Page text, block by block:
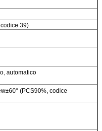
39)
automatico
(PCS90%, codice